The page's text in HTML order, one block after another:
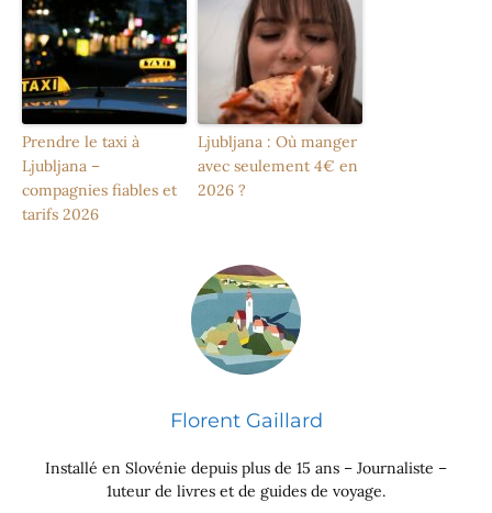
Prendre le taxi à
Ljubljana –
compagnies fiables et
tarifs 2026
Ljubljana : Où manger
avec seulement 4€ en
2026 ?
Florent Gaillard
Installé en Slovénie depuis plus de 15 ans – Journaliste –
1uteur de livres et de guides de voyage.